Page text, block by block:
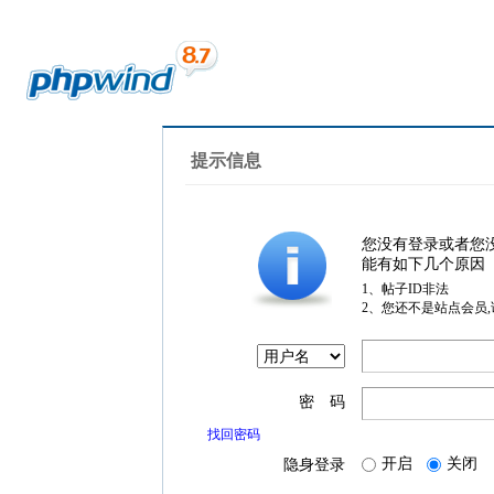
提示信息
您没有登录或者您
能有如下几个原因
1、帖子ID非法
2、您还不是站点会员
密 码
找回密码
隐身登录 开启 关闭